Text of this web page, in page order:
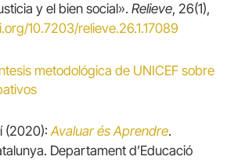
y el bien social». Relieve, 26(1),
10.7203/relieve.26.1.17089
metodológica de UNICEF sobre
(2020):Avaluar és Aprendre.
Departament d’Educació